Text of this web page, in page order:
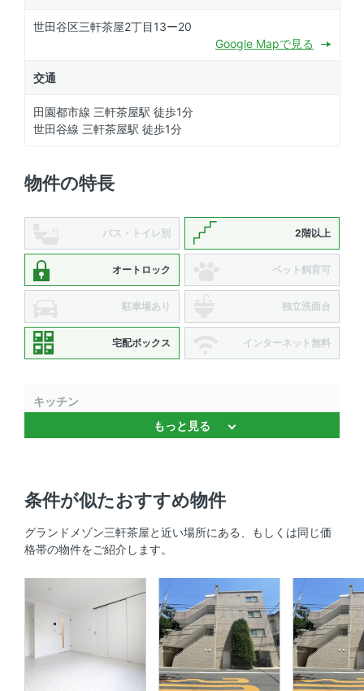
世田谷区三軒茶屋2丁目13ー20
Google Mapで見る
交通
田園都市線 三軒茶屋駅 徒歩1分
世田谷線 三軒茶屋駅 徒歩1分
物件の特長
バス・トイレ別 2階以上
オートロック ペット飼育可
駐車場あり 独立洗面台
宅配ボックス インターネット無料
キッチン
システムキッチン 、 3口以上コンロ 、 コンロ2口以上
オートロック 、 ＴＶモニタ付きインターホン
室内設備
部屋の特徴
バルコニー 、 全居室フローリング
もっと見る
条件が似たおすすめ物件
グランドメゾン三軒茶屋と近い場所にある、もしくは同じ価
格帯の物件をご紹介します。